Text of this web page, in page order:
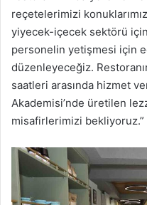
reçetelerimizi
yiyecek-içecek sektörü
personelin yetişmesi için
düzenleyeceğiz.
saatleri arasında hizmet
Akademisi’nde üretilen
misafirlerimizi bekliyoruz.”